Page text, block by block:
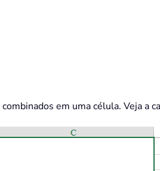
em uma célula. Veja a